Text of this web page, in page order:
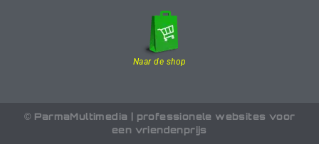
Naar de shop
© ParmaMultimedia | professionele websites voor
een vriendenprijs